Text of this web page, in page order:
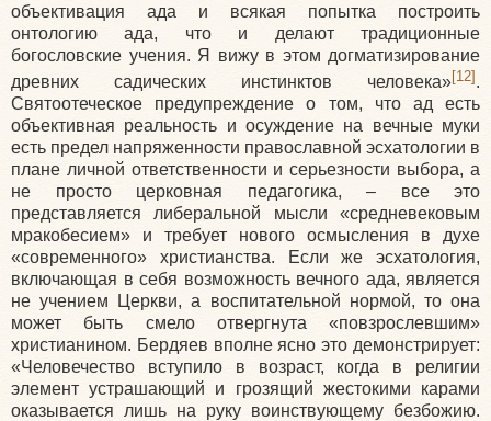
объективация ада и всякая попытка построить
онтологию ада, что и делают традиционные
богословские учения. Я вижу в этом догматизирование
древних садических инстинктов человека»[12] .
Святоотеческое предупреждение о том, что ад есть
объективная реальность и осуждение на вечные муки
есть предел напряженности православной эсхатологии в
плане личной ответственности и серьезности выбора, а
не просто церковная педагогика, – все это
представляется либеральной мысли «средневековым
мракобесием» и требует нового осмысления в духе
«современного» христианства. Если же эсхатология,
включающая в себя возможность вечного ада, является
не учением Церкви, а воспитательной нормой, то она
может быть смело отвергнута «повзрослевшим»
христианином. Бердяев вполне ясно это демонстрирует:
«Человечество вступило в возраст, когда в религии
элемент устрашающий и грозящий жестокими карами
оказывается лишь на руку воинствующему безбожию.